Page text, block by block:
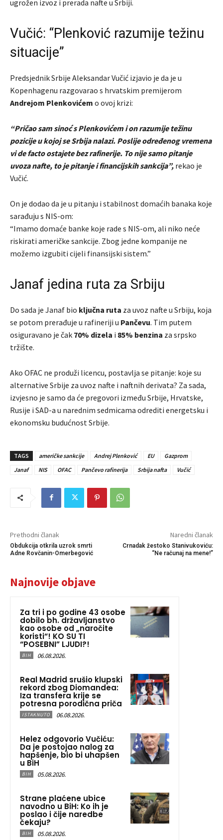
ugrožen izvoz i prerada nafte u Srbiji.
Vučić: “Plenković razumije težinu
situacije”
Predsjednik Srbije Aleksandar Vučić izjavio je da je u
Kopenhagenu razgovarao s hrvatskim premijerom
Andrejom Plenkovićem o ovoj krizi:
“Pričao sam sinoć s Plenkovićem i on razumije težinu
pozicije u kojoj se Srbija nalazi. Poslije određenog vremena
vi de facto ostajete bez rafinerije. To nije samo pitanje
uvoza nafte, to je pitanje i financijskih sankcija”, rekao je
Vučić.
On je dodao da je u pitanju i stabilnost domaćih banaka koje
sarađuju s NIS-om:
“Imamo domaće banke koje rade s NIS-om, ali niko neće
riskirati američke sankcije. Zbog jedne kompanije ne
možemo izgubiti cijeli finansijski sistem.”
Janaf jedina ruta za Srbiju
Do sada je Janaf bio ključna ruta za uvoz nafte u Srbiju, koja
se potom prerađuje u rafineriji u Pančevu. Tim putem
osiguravano je čak 70% dizela i 85% benzina za srpsko
tržište.
Ako OFAC ne produži licencu, postavlja se pitanje: koje su
alternative Srbije za uvoz nafte i naftnih derivata? Za sada,
izvjesno je samo da će pregovori između Srbije, Hrvatske,
Rusije i SAD-a u narednim sedmicama odrediti energetsku i
ekonomsku budućnost Srbije.
TAGS američke sankcije Andrej Plenković EU
Gazprom
Janaf
NIS OFAC Pančevo rafinerija Srbija nafta Vučić
Prethodni članak
Obdukcija otkrila uzrok smrti
Adne Rovčanin-Omerbegović
Naredni članak
Crnadak žestoko Stanivukoviću:
“Ne računaj na mene!”
Najnovije objave
Za tri i po godine 43 osobe
dobilo bh. državljanstvo
kao osobe od „naročite
koristi“! KO SU TI
“POSEBNI” LJUDI?!
BIH 06.08.2026.
Real Madrid srušio klupski
rekord zbog Diomandea:
Iza transfera krije se
potresna porodična priča
ISTAKNUTO 06.08.2026.
Helez odgovorio Vučiću:
Da je postojao nalog za
hapšenje, bio bi uhapšen
u BiH
BIH 05.08.2026.
Strane plaćene ubice
navodno u BiH: Ko ih je
poslao i čije naredbe
čekaju?
BIH 05.08.2026.